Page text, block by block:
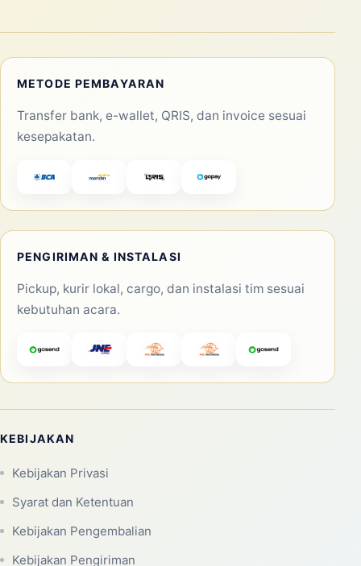
METODE PEMBAYARAN
Transfer bank, e-wallet, QRIS, dan invoice sesuai
kesepakatan.
PENGIRIMAN & INSTALASI
Pickup, kurir lokal, cargo, dan instalasi tim sesuai
kebutuhan acara.
KEBIJAKAN
Kebijakan Privasi
Syarat dan Ketentuan
Kebijakan Pengembalian
Kebijakan Pengiriman